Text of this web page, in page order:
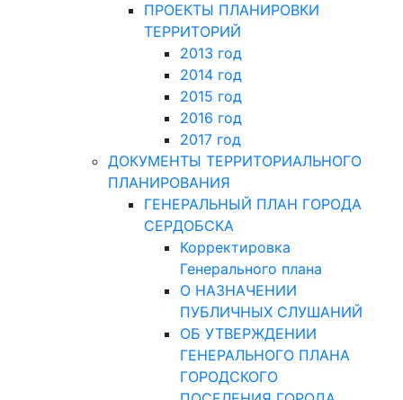
ПРОЕКТЫ ПЛАНИРОВКИ
ТЕРРИТОРИЙ
2013 год
2014 год
2015 год
2016 год
2017 год
ДОКУМЕНТЫ ТЕРРИТОРИАЛЬНОГО
ПЛАНИРОВАНИЯ
ГЕНЕРАЛЬНЫЙ ПЛАН ГОРОДА
СЕРДОБСКА
Корректировка
Генерального плана
О НАЗНАЧЕНИИ
ПУБЛИЧНЫХ СЛУШАНИЙ
ОБ УТВЕРЖДЕНИИ
ГЕНЕРАЛЬНОГО ПЛАНА
ГОРОДСКОГО